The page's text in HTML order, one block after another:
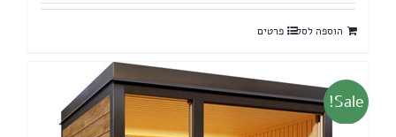
היה:
80,000 ₪.
הוא:
הוספה לסל פרטים
Sale!